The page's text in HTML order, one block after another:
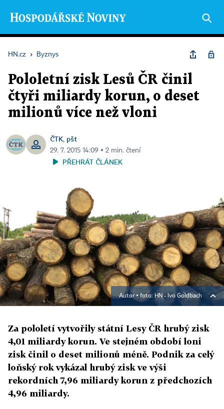
HN.cz › Byznys
Pololetní zisk Lesů ČR činil
čtyři miliardy korun, o deset
milionů více než vloni
ČTK, pšt
29. 7. 2015 14:09 ▪ 2 min. čtení
PŘEHRÁT ČLÁNEK
Autor ▪ foto: HN - Ivo Goldbach
Za pololetí vytvořily státní Lesy ČR hrubý zisk
4,01 miliardy korun. Ve stejném období loni
zisk činil o deset milionů méně. Podnik za celý
loňský rok vykázal hrubý zisk ve výši
rekordních 7,96 miliardy korun z předchozích
4,96 miliardy.